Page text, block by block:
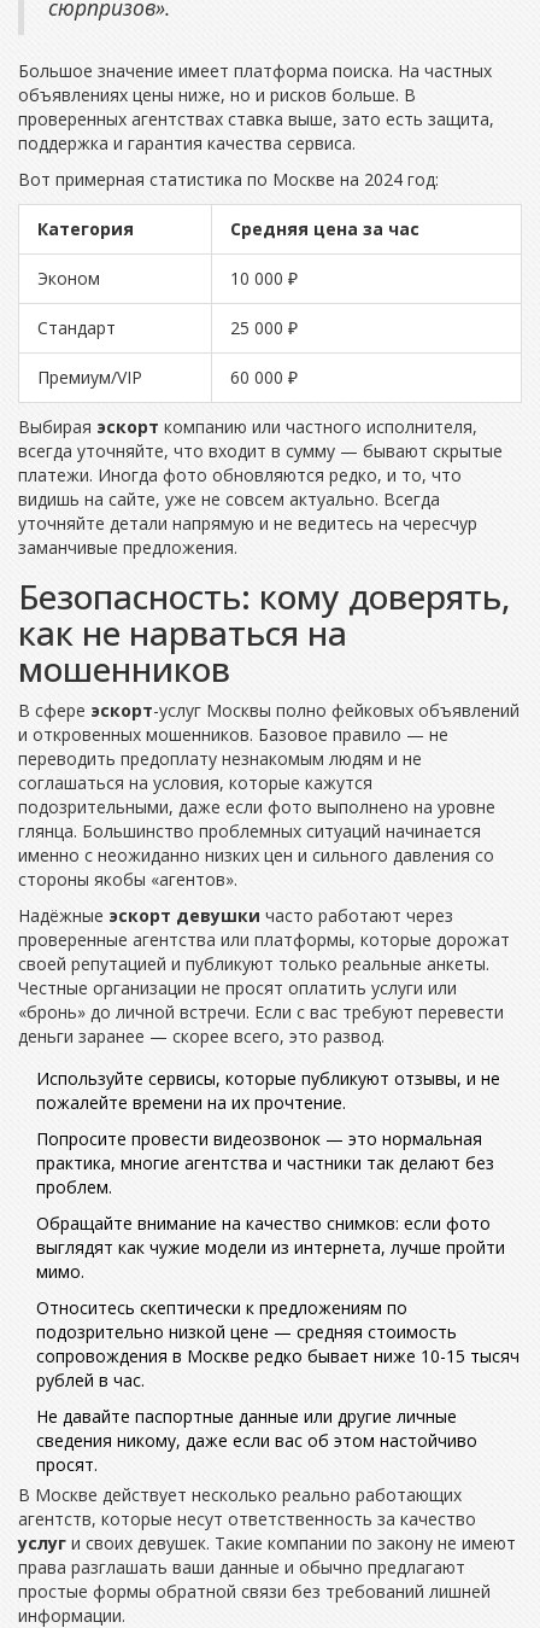
сюрпризов».
Большое значение имеет платформа поиска. На частных
объявлениях цены ниже, но и рисков больше. В
проверенных агентствах ставка выше, зато есть защита,
поддержка и гарантия качества сервиса.
Вот примерная статистика по Москве на 2024 год:
Категория Средняя цена за час
Эконом 10 000 ₽
Стандарт 25 000 ₽
Премиум/VIP 60 000 ₽
Выбирая эскорт компанию или частного исполнителя,
всегда уточняйте, что входит в сумму — бывают скрытые
платежи. Иногда фото обновляются редко, и то, что
видишь на сайте, уже не совсем актуально. Всегда
уточняйте детали напрямую и не ведитесь на чересчур
заманчивые предложения.
Безопасность: кому доверять,
как не нарваться на
мошенников
В сфере эскорт-услуг Москвы полно фейковых объявлений
и откровенных мошенников. Базовое правило — не
переводить предоплату незнакомым людям и не
соглашаться на условия, которые кажутся
подозрительными, даже если фото выполнено на уровне
глянца. Большинство проблемных ситуаций начинается
именно с неожиданно низких цен и сильного давления со
стороны якобы «агентов».
Надёжные эскорт девушки часто работают через
проверенные агентства или платформы, которые дорожат
своей репутацией и публикуют только реальные анкеты.
Честные организации не просят оплатить услуги или
«бронь» до личной встречи. Если с вас требуют перевести
деньги заранее — скорее всего, это развод.
Используйте сервисы, которые публикуют отзывы, и не
пожалейте времени на их прочтение.
Попросите провести видеозвонок — это нормальная
практика, многие агентства и частники так делают без
проблем.
Обращайте внимание на качество снимков: если фото
выглядят как чужие модели из интернета, лучше пройти
мимо.
Относитесь скептически к предложениям по
подозрительно низкой цене — средняя стоимость
сопровождения в Москве редко бывает ниже 10-15 тысяч
рублей в час.
Не давайте паспортные данные или другие личные
сведения никому, даже если вас об этом настойчиво
просят.
В Москве действует несколько реально работающих
агентств, которые несут ответственность за качество
услуг и своих девушек. Такие компании по закону не имеют
права разглашать ваши данные и обычно предлагают
простые формы обратной связи без требований лишней
информации.